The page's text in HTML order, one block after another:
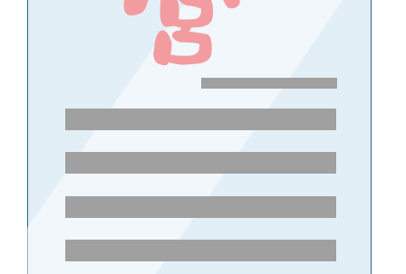
十七歲少女之湖-松羅湖 兩天二夜登山行程說明
宜蘭 ● 太加縱走-松蘿湖 四天四夜
休閒活動規範
福爾摩莎登山學校